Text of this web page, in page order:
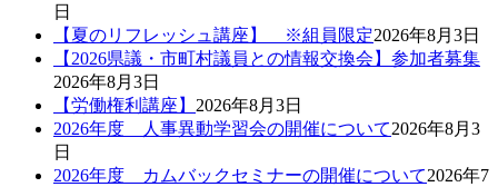
日
【夏のリフレッシュ講座】 ※組員限定2026年8月3日
【2026県議・市町村議員との情報交換会】参加者募集
2026年8月3日
【労働権利講座】 2026年8月3日
2026年度 人事異動学習会の開催について2026年8月3
日
2026年度 カムバックセミナーの開催について2026年7